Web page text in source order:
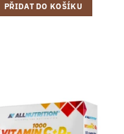
PŘIDAT DO KOŠÍKU